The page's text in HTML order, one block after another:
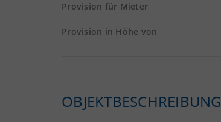
Provision für Mieter
Provision in Höhe von
OBJEKTBESCHREIBUNG